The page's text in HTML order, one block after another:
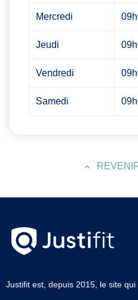
Mercredi
Jeudi
Vendredi
Samedi
Justifit est, depuis 2015, le site